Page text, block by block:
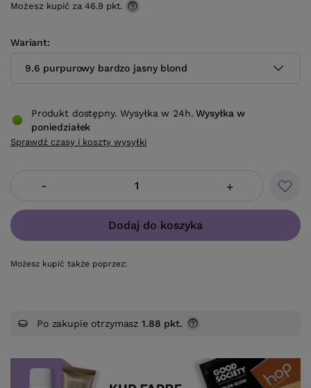
Wariant
9.6 purpurowy bardzo jasny blond
Możesz kupić za 46.9 pkt.
- +
Dodaj do koszyka
Możesz kupić także poprzez:
Produkt dostępny. Wysyłka w 24h. Wysyłkaw
poniedziałek
Sprawdź czasy i koszty wysyłki
Po zakupie otrzymasz1.88 pkt.